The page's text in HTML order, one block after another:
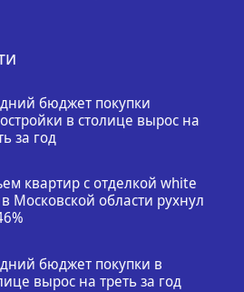
бюджет покупки
в столице вырос на
за год
квартир с отделкой white
Московской области рухнул
бюджет покупки в
вырос на треть за год